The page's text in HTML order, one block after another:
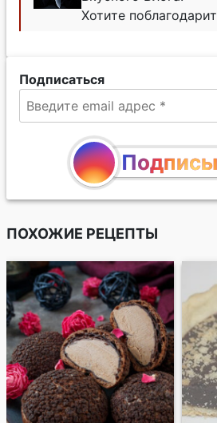
Хотите
Подписаться
ПОХОЖИЕ РЕЦЕПТЫ